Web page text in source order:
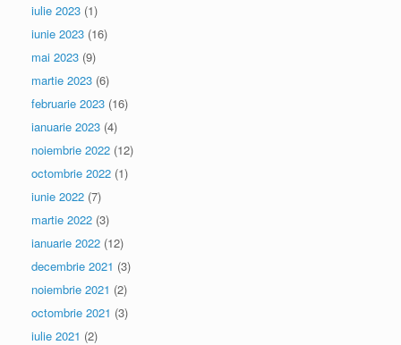
iulie 2023 (1)
iunie 2023 (16)
mai 2023 (9)
martie 2023 (6)
februarie 2023 (16)
ianuarie 2023 (4)
noiembrie 2022 (12)
octombrie 2022 (1)
iunie 2022 (7)
martie 2022 (3)
ianuarie 2022 (12)
decembrie 2021 (3)
noiembrie 2021 (2)
octombrie 2021 (3)
iulie 2021 (2)